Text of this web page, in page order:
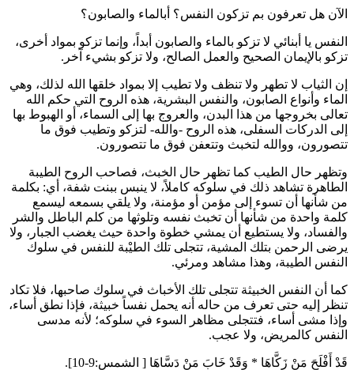
الآن هل تعرفون بم تزكون النفس؟ أبالماء والصابون؟
النفس يا أبنائي لا تزكو بالماء والصابون أبداً، وإنما تزكو بمواد أخرى،
تزكو بالإيمان الصحيح والعمل الصالح، ولا تزكو بشيء آخر.
إن الثياب لا تطهر ولا تنظف ولا تطيب إلا بمواد خلقها الله لذلك، وهي
الماء وأنواع الصابون، والنفس البشرية، هذه الروح التي حكم الله
تعالى بخروجها من هذا البدن، والعروج بها إلى السماء، أو الهبوط بها
إلى الدركات السفلى، هذه الروح -والله- لتزكو وتطيب فوق ما
تتصورون، ووالله لتخبث وتتعفن فوق ما تتصورون.
وتظهر حال الطيب كما تظهر حال الخبث، فصاحب الروح الطيبة
الطاهرة تشاهد ذلك في سلوكه كاملاً، لا ينبس ببنت شفة، أي: بكلمة
من شأنها أن تسوء إلى مؤمن أو مؤمنة، ولا يلقي بسمعه ليسمع
كلمة واحدة من شأنها أن تخبث نفسه وتلوثها من كلم الباطل والشر
والفساد، ولا يستطيع أن يمشي خطوة واحدة حيث يغضب الجبار، ولا
يرضى الرحمن بتلك المشية، تتجلى تلك الطيْبة للنفس في سلوك
النفس الطيبة، وهذا مشاهد ومرئي.
كما أن النفس الخبيثة تتجلى تلك الأخباث في سلوك صاحبها، فلا تكاد
تنظر إليه حتى تعرف من حاله أنه يحمل نفساً خبيثة، فإذا نطق أساء،
وإذا مشى أساء، فتتجلى مظاهر السوء في سلوكه؛ لأنه مدسى
النفس كالمريض، ولا عجب.
قَدْ أَفْلَحَ مَنْ زَكَّاهَا * وَقَدْ خَابَ مَنْ دَسَّاهَا [ الشمس:9-10].